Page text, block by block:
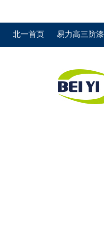
北一首页 易力高三防漆